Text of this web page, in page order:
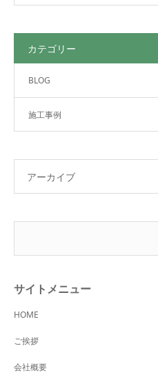
カテゴリー
BLOG
施工事例
アーカイブ
サイトメニュー
HOME
ご挨拶
会社概要